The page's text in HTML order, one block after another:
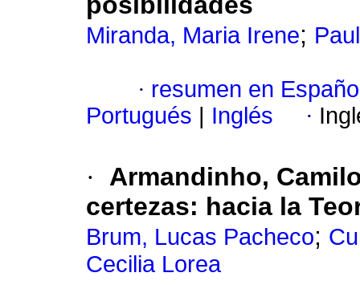
Miranda, Maria Irene;
· resumen en
Portugués
Inglés ·
·
Armandinho,
certezas: hacia la
Brum, Lucas Pacheco;
Cecilia Lorea